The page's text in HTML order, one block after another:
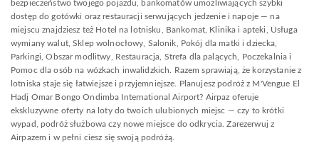
bezpieczeństwo twojego pojazdu, bankomatów umożliwiających szybki
dostęp do gotówki oraz restauracji serwujących jedzenie i napoje — na
miejscu znajdziesz też Hotel na lotnisku, Bankomat, Klinika i apteki, Usługa
wymiany walut, Sklep wolnocłowy, Salonik, Pokój dla matki i dziecka,
Parkingi, Obszar modlitwy, Restauracja, Strefa dla palących, Poczekalnia i
Pomoc dla osób na wózkach inwalidzkich. Razem sprawiają, że korzystanie z
lotniska staje się łatwiejsze i przyjemniejsze. Planujesz podróż z M'Vengue El
Hadj Omar Bongo Ondimba International Airport? Airpaz oferuje
ekskluzywne oferty na loty do twoich ulubionych miejsc — czy to krótki
wypad, podróż służbowa czy nowe miejsce do odkrycia. Zarezerwuj z
Airpazem i w pełni ciesz się swoją podróżą.